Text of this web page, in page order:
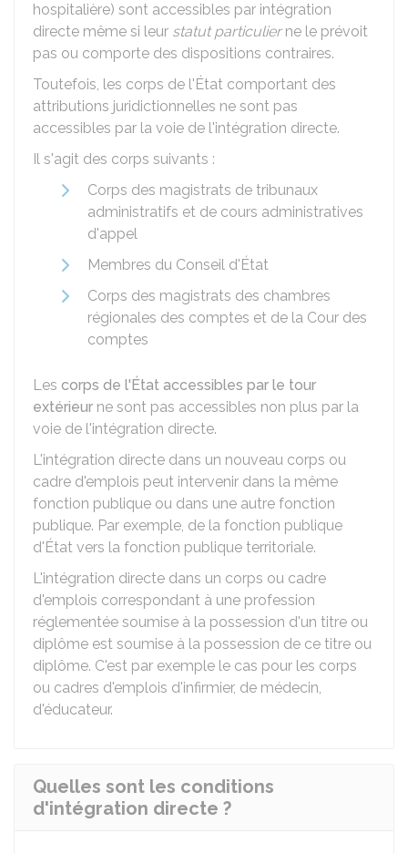
hospitalière) sont accessibles par intégration
directe même si leur statut particulierne le prévoit
pas ou comporte des dispositions contraires.
Toutefois, les corps de l'État comportant des
attributions juridictionnelles ne sont pas
accessibles par la voie de l'intégration directe.
Il s'agit des corps suivants :
Corps des magistrats de tribunaux
administratifs et de cours administratives
d'appel
Membres du Conseil d'État
Corps des magistrats des chambres
régionales des comptes et de la Cour des
comptes
Les corps de l'État accessibles par le tour
extérieur ne sont pas accessibles non plus par la
voie de l'intégration directe.
L'intégration directe dans un nouveau corps ou
cadre d'emplois peut intervenir dans la même
fonction publique ou dans une autre fonction
publique. Par exemple, de la fonction publique
d'État vers la fonction publique territoriale.
L'intégration directe dans un corps ou cadre
d'emplois correspondant à une profession
réglementée soumise à la possession d'un titre ou
diplôme est soumise à la possession de ce titre ou
diplôme. C'est par exemple le cas pour les corps
ou cadres d'emplois d'infirmier, de médecin,
d'éducateur.
Quelles sont les conditions
d'intégration directe ?